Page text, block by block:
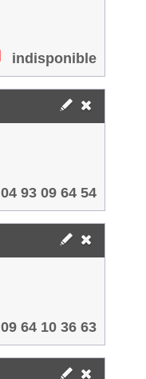
indisponible
04 93 09 64 54
09 64 10 36 63